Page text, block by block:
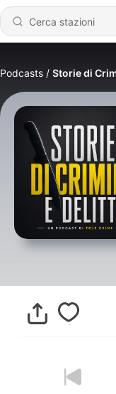
Podcasts Storie di